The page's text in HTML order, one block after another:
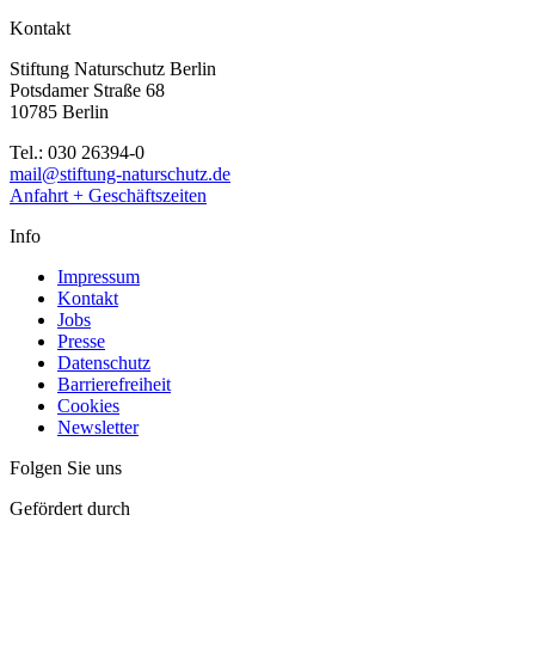
Kontakt
Stiftung Naturschutz Berlin
Potsdamer Straße 68
10785 Berlin
Tel.: 030 26394-0
mail@stiftung-naturschutz.de
Anfahrt + Geschäftszeiten
Info
Impressum
Kontakt
Jobs
Presse
Datenschutz
Barrierefreiheit
Cookies
Newsletter
Folgen Sie uns
Gefördert durch